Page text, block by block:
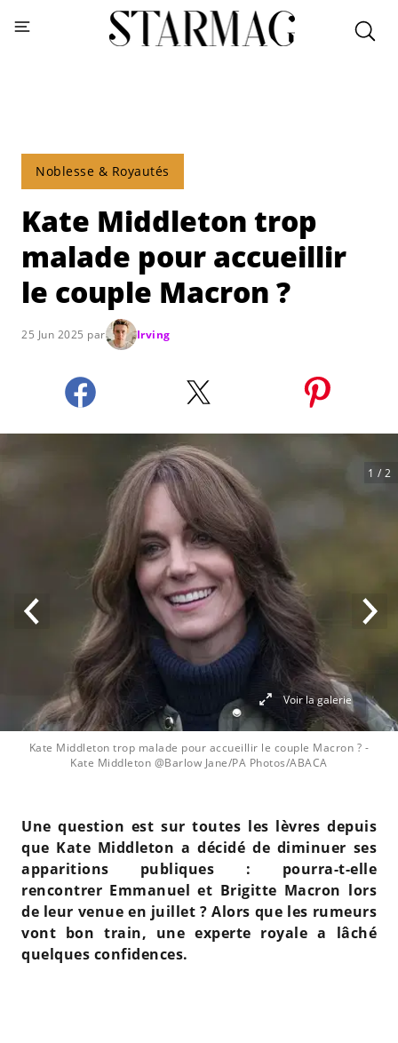
Noblesse & Royautés
Kate Middleton trop
malade pour accueillir
le couple Macron ?
25 Jun 2025 par Irving
Kate Middleton trop malade pour accueillir le couple Macron ? -
Kate Middleton @Barlow Jane/PA Photos/ABACA
1 / 2
Voir la galerie
Une question est sur toutes les lèvres depuis
que Kate Middleton a décidé de diminuer ses
apparitions publiques : pourra-t-elle
rencontrer Emmanuel et Brigitte Macron lors
de leur venue en juillet ? Alors que les rumeurs
vont bon train, une experte royale a lâché
quelques confidences.